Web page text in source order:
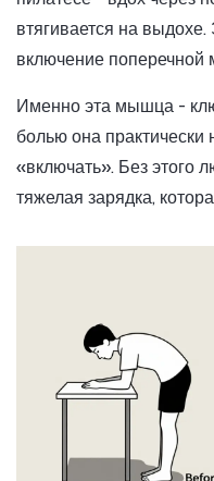
втягивается на
включение
Именно эта мышца -
болью она практически
«включать». Без этого
тяжелая зарядка,